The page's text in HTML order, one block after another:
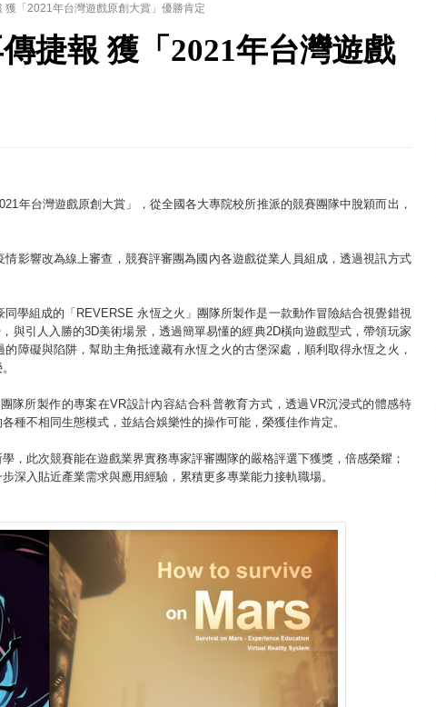
2026 TSID 提出具體舊建築再利用提案
校院電腦動畫競賽嶄露頭角
」與「Wwise」雙認證
獲「2021年台灣遊戲原創大賞」優勝肯定
捷報 獲「2021年台灣遊戲
年台灣遊戲原創大賞」，從全國各大專院校所推派的競賽團隊中脫穎而出，
影響改為線上審查，競賽評審團為國內各遊戲從業人員組成，透過視訊方式
學組成的「REVERSE 永恆之火」團隊所製作是一款動作冒險結合視覺錯視
與引人入勝的3D美術場景，透過簡單易懂的經典2D橫向遊戲型式，帶領玩家
障礙與陷阱，幫助主角抵達藏有永恆之火的古堡深處，順利取得永恆之火，
隊所製作的專案在VR設計內容結合科普教育方式，透過VR沉浸式的體感特
種不相同生態模式，並結合娛樂性的操作可能，榮獲佳作肯定。
，此次競賽能在遊戲業界實務專家評審團隊的嚴格評選下獲獎，倍感榮耀；
深入貼近產業需求與應用經驗，累積更多專業能力接軌職場。